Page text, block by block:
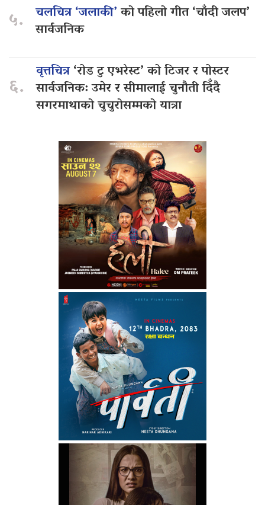
५. चलचित्र ‘जलाकी’को पहिलो गीत ‘चाँदी जलप’
सार्वजनिक
६.
वृत्तचित्र‘रोड टु एभरेस्ट’ को टिजर र पोस्टर
सार्वजनिक: उमेर र सीमालाई चुनौती दिँदै
सगरमाथाको चुचुरोसम्मको यात्रा